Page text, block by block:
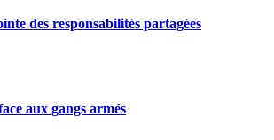
des responsabilités partagées
aux gangs armés